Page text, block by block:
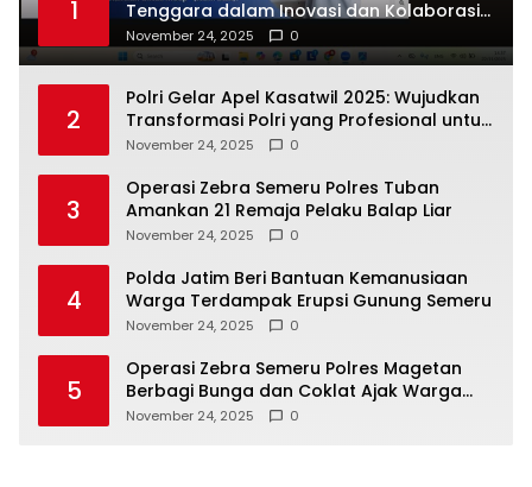
1
Tenggara dalam Inovasi dan Kolaborasi
Internasional
November 24, 2025 0
2
Polri Gelar Apel Kasatwil 2025: Wujudkan
Transformasi Polri yang Profesional untuk
Masyarakat
November 24, 2025 0
3
Operasi Zebra Semeru Polres Tuban
Amankan 21 Remaja Pelaku Balap Liar
November 24, 2025 0
4
Polda Jatim Beri Bantuan Kemanusiaan
Warga Terdampak Erupsi Gunung Semeru
November 24, 2025 0
5
Operasi Zebra Semeru Polres Magetan
Berbagi Bunga dan Coklat Ajak Warga
Tertib Lalin
November 24, 2025 0